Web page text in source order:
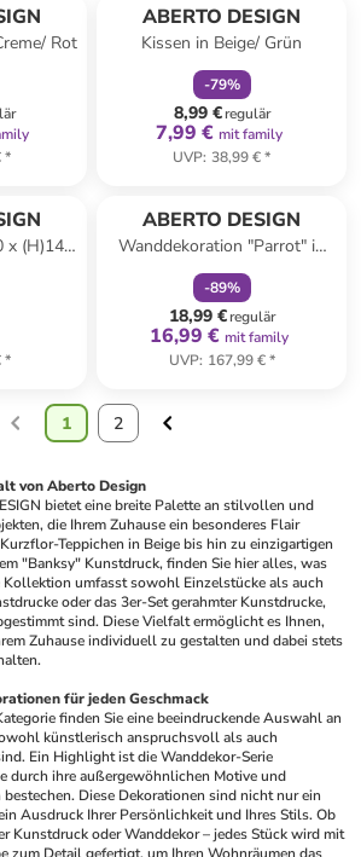
Rot
*
ABERTO DESIGN
Kissen in Beige/ Grün
-79%
8,99 €regulär
7,99 € mit family
UVP: 38,99 €*
x (H)14 x
*
ABERTO DESIGN
Wanddekoration "Parrot" in
Grün/ Rot/ Schwarz - Ø 46 cm
-89%
18,99 €regulär
16,99 € mit family
UVP: 167,99 €*
1 2
von Aberto Design
bietet eine breite Palette an stilvollen und
die Ihrem Zuhause ein besonderes Flair
Teppichen in Beige bis hin zu einzigartigen
"Banksy" Kunstdruck, finden Sie hier alles, was
Kollektion umfasst sowohl Einzelstücke als auch
oder das 3er-Set gerahmter Kunstdrucke,
sind. Diese Vielfalt ermöglicht es Ihnen,
Zuhause individuell zu gestalten und dabei stets
für jeden Geschmack
finden Sie eine beeindruckende Auswahl an
künstlerisch anspruchsvoll als auch
Ein Highlight ist die Wanddekor-Serie
durch ihre außergewöhnlichen Motive und
Diese Dekorationen sind nicht nur ein
Ausdruck Ihrer Persönlichkeit und Ihres Stils. Ob
Kunstdruck oder Wanddekor – jedes Stück wird mit